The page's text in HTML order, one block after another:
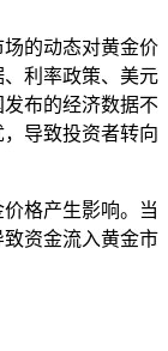
的动态对黄金价
利率政策、美元
布的经济数据不
导致投资者转向
格产生影响。当
资金流入黄金市